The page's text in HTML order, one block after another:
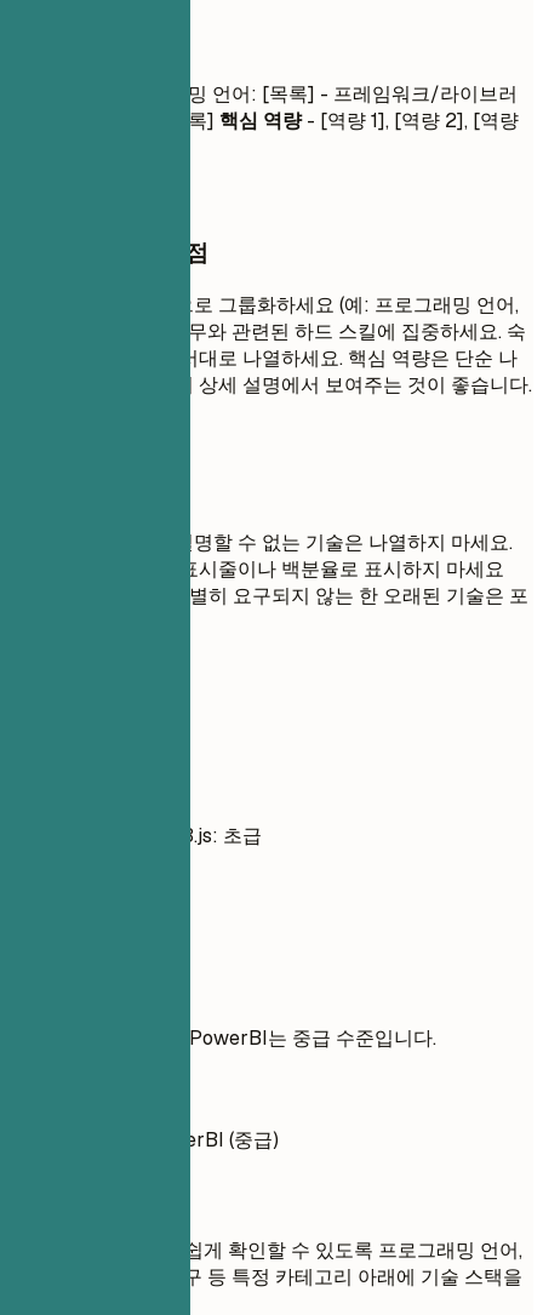
- 프로그래밍 언어: [목록] - 프레임워크/라이브러
리: [목록] - 도구: [목록] 핵심 역량- [역량 1], [역량 2], [역량
작성할 때 꼭 챙길 점
기술 스택을 논리적으로 그룹화하세요 (예: 프로그래밍 언어,
프레임워크, 도구). 직무와 관련된 하드 스킬에 집중하세요. 숙
련도 또는 관련성 순서대로 나열하세요. 핵심 역량은 단순 나
열보다는 경험 섹션의 상세 설명에서 보여주는 것이 좋습니다.
면접에서 편안하게 설명할 수 없는 기술은 나열하지 마세요.
기술 수준을 진행률 표시줄이나 백분율로 표시하지 마세요
(예: "Java: 80%"). 특별히 요구되지 않는 한 오래된 기술은 포
JavaScript: 중급, D3.js: 초급
Tableau에 능숙하며 PowerBI는 중급 수준입니다.
Tableau (상급), PowerBI (중급)
채용 담당자가 쉽게 확인할 수 있도록 프로그래밍 언어,
프레임워크, 도구 등 특정 카테고리 아래에 기술 스택을